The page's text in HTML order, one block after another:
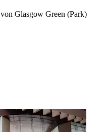
Glasgow Green (Park)